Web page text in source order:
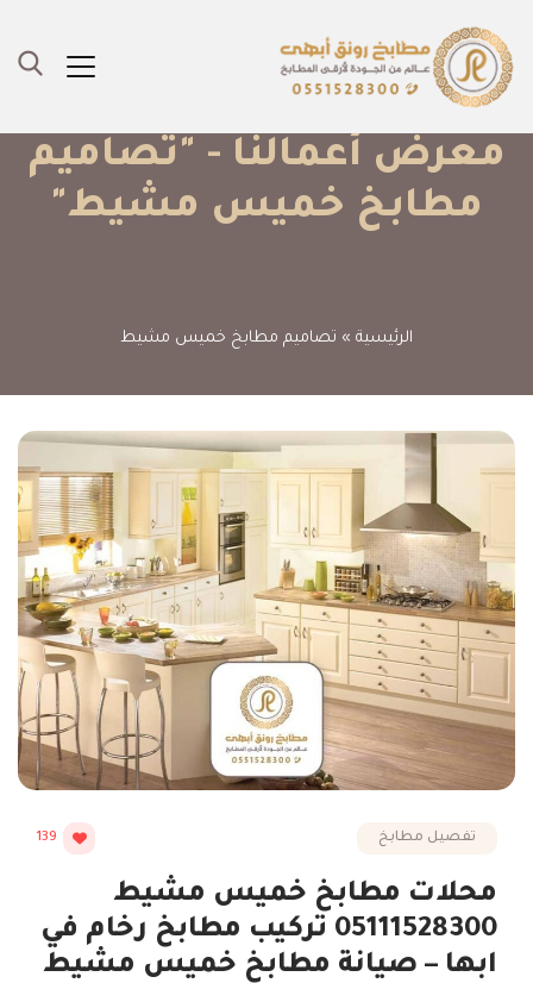
معرض أعمالنا - "تصاميم
مطابخ خميس مشيط"
الرئيسية » تصاميم مطابخ خميس مشيط
تفصيل مطابخ 139
محلات مطابخ خميس مشيط
05111528300 تركيب مطابخ رخام في
ابها – صيانة مطابخ خميس مشيط